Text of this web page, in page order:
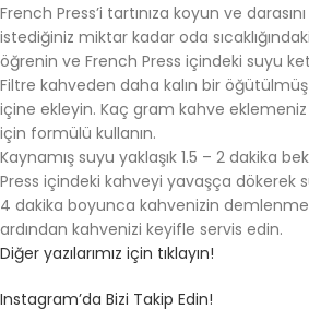
French Press’i tartınıza koyun ve
istediğiniz miktar kadar oda
öğrenin ve French Press içindeki suyu
Filtre kahveden daha kalın bir öğütülmüş
içine ekleyin. Kaç gram kahve
için formülü kullanın.
Kaynamış suyu yaklaşık 1.5 – 2 dakika
Press içindeki kahveyi yavaşça dökerek
4 dakika boyunca kahvenizin
ardından kahvenizi keyifle servis edin.
Diğer yazılarımız için tıklayın!
Instagram’da Bizi Takip Edin!